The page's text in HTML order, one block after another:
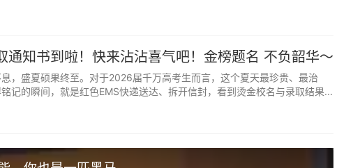
间；
；
贵的补品、不是不停的叮嘱，而是一份安静的理解、一份无条件
通知书到啦！快来沾沾喜气吧！金榜题名 不负韶华～
，盛夏硕果终至。对于2026届千万高考生而言，这个夏天最珍贵、最治
记的瞬间，就是红色EMS快递送达、拆开信封，看到烫金校名与录取结果...